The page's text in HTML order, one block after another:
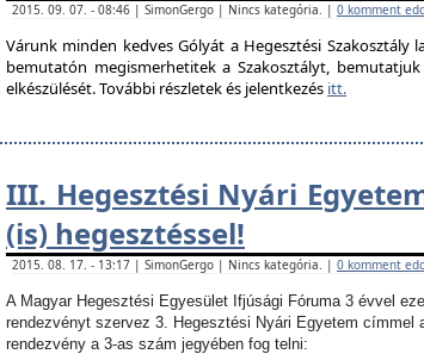
2015. 09. 07. - 08:46 | SimonGergo | Nincs kategória. | 0 komment
Várunk minden kedves Gólyát a Hegesztési
bemutatón megismerhetitek a Szakosztályt,
elkészülését. További részletek és jelentkezés itt.
III. Hegesztési Nyári
(is) hegesztéssel!
2015. 08. 17. - 13:17 | SimonGergo | Nincs kategória. | 0 komment
A Magyar Hegesztési Egyesület Ifjúsági Fóruma 3 évvel
rendezvényt szervez 3. Hegesztési Nyári Egyetem címmel
rendezvény a 3-as szám jegyében fog telni: